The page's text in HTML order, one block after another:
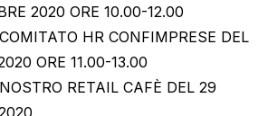
2020 ORE 10.00-12.00
HR CONFIMPRESE DEL
ORE 11.00-13.00
RETAIL CAFÈ DEL 29